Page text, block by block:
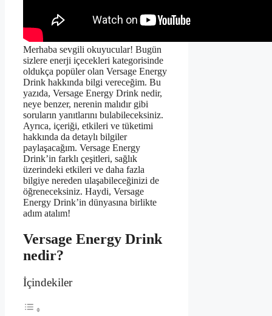
Merhaba sevgili okuyucular! Bugün
sizlere enerji içecekleri kategorisinde
oldukça popüler olan Versage Energy
Drink hakkında bilgi vereceğim. Bu
yazıda, Versage Energy Drink nedir,
neye benzer, nerenin malıdır gibi
soruların yanıtlarını bulabileceksiniz.
Ayrıca, içeriği, etkileri ve tüketimi
hakkında da detaylı bilgiler
paylaşacağım. Versage Energy
Drink’in farklı çeşitleri, sağlık
üzerindeki etkileri ve daha fazla
bilgiye nereden ulaşabileceğinizi de
öğreneceksiniz. Haydi, Versage
Energy Drink’in dünyasına birlikte
adım atalım!
Versage Energy Drink
nedir?
İçindekiler